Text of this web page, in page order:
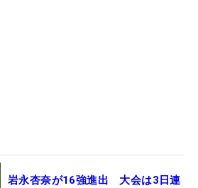
岩永杏奈が16強進出 大会は3日連